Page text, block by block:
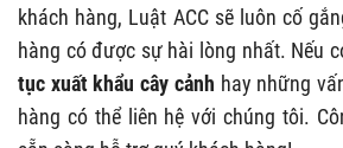
khách hàng, Luật ACC sẽ luôn cố
hàng có được sự hài lòng nhất. Nếu
tục xuất khẩu cây cảnh hay những
hàng có thể liên hệ với chúng tôi.